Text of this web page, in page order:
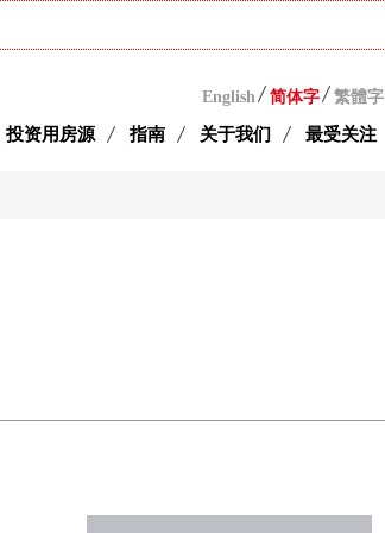
English 简体字 繁體字
投资用房源 指南 关于我们 最受关注